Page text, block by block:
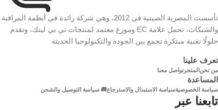
تأسست المصرية الصينية في 2012، وهي شركة رائدة في أنظمة المراقبة
والشبكات، تحمل علامة EC وموزع معتمد لمنتجات تي بي لينك، وتقدم
حلولًا تقنية مبتكرة تجمع بين الجودة والتكنولوجيا الحديثة
تعرف علينا
من نحن المتجرتواصل معنا
المساعدة
سياسة الخصوصيةسياسة الاستبدال والاسترجاع🚚 سياسة التوصيل والشحن
تابعنا عبر